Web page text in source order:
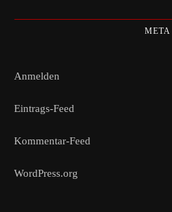
META
Anmelden
Eintrags-Feed
Kommentar-Feed
WordPress.org